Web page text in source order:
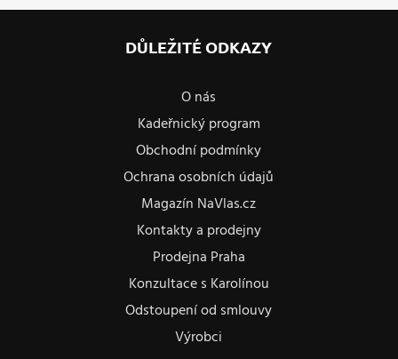
DŮLEŽITÉ ODKAZY
O nás
Kadeřnický program
Obchodní podmínky
Ochrana osobních údajů
Magazín NaVlas.cz
Kontakty a prodejny
Prodejna Praha
Konzultace s Karolínou
Odstoupení od smlouvy
Výrobci